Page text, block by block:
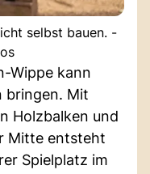
selbst bauen. -
Wippe kann
bringen. Mit
Holzbalken und
Mitte entsteht
Spielplatz im